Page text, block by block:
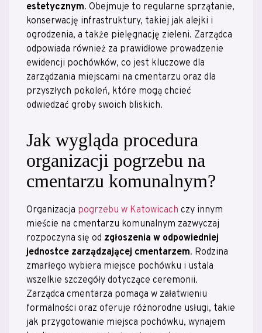
estetycznym. Obejmuje to regularne sprzątanie,
konserwację infrastruktury, takiej jak alejki i
ogrodzenia, a także pielęgnację zieleni. Zarządca
odpowiada również za prawidłowe prowadzenie
ewidencji pochówków, co jest kluczowe dla
zarządzania miejscami na cmentarzu oraz dla
przyszłych pokoleń, które mogą chcieć
odwiedzać groby swoich bliskich.
Jak wygląda procedura
organizacji pogrzebu na
cmentarzu komunalnym?
Organizacja pogrzebu w Katowicach czy innym
mieście na cmentarzu komunalnym zazwyczaj
rozpoczyna się od zgłoszenia w odpowiedniej
jednostce zarządzającej cmentarzem. Rodzina
zmarłego wybiera miejsce pochówku i ustala
wszelkie szczegóły dotyczące ceremonii.
Zarządca cmentarza pomaga w załatwieniu
formalności oraz oferuje różnorodne usługi, takie
jak przygotowanie miejsca pochówku, wynajem